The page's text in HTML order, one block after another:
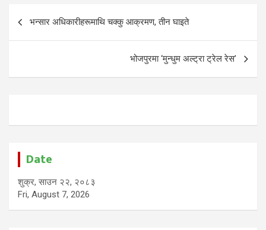
Post
navigation
भन्सार अधिकारीहरूमाथि चक्कु आक्रमण, तीन घाइते
भोजपुरमा ‘मुन्धुम अल्ट्रा ट्रेल रेस’
Date
शुक्र, साउन २२, २०८३
Fri, August 7, 2026